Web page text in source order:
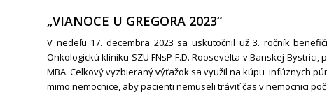
„VIANOCE U GREGORA 2023“
V nedeľu 17. decembra 2023 sa uskutočnil už 3. ročník
Onkologickú kliniku SZU FNsP F.D. Roosevelta v Banskej
MBA. Celkový vyzbieraný výťažok sa využil na kúpu infúznych
mimo nemocnice, aby pacienti nemuseli tráviť čas v nemocnici